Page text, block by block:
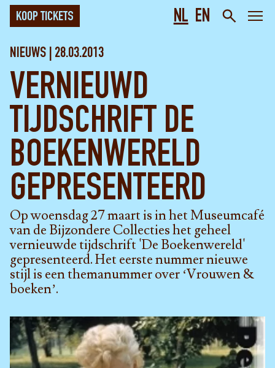
NL EN
KOOP TICKETS
NIEUWS | 28.03.2013
VERNIEUWD
TIJDSCHRIFT DE
BOEKENWERELD
GEPRESENTEERD
Op woensdag 27 maart is in het Museumcafé
van de Bijzondere Collecties het geheel
vernieuwde tijdschrift 'De Boekenwereld'
gepresenteerd. Het eerste nummer nieuwe
stijl is een themanummer over ‘Vrouwen &
boeken’.